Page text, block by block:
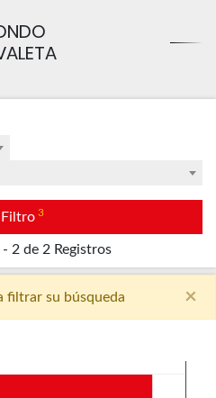
- 2 de 2 Registros
Filtro 3
×
filtrar su búsqueda